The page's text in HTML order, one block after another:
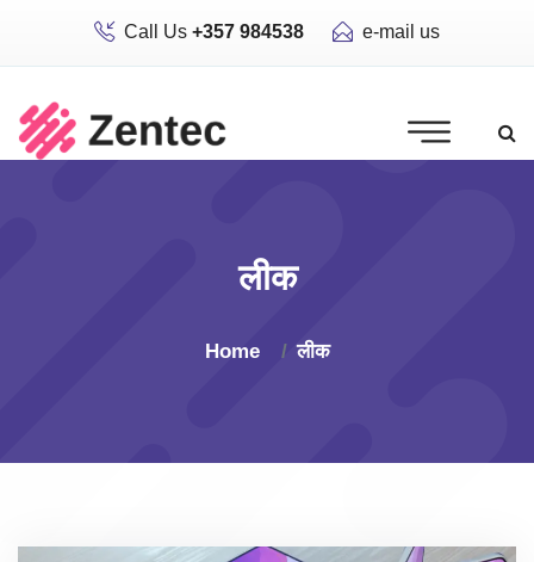
Call Us +357 984538 e-mail us
लीक
Home लीक